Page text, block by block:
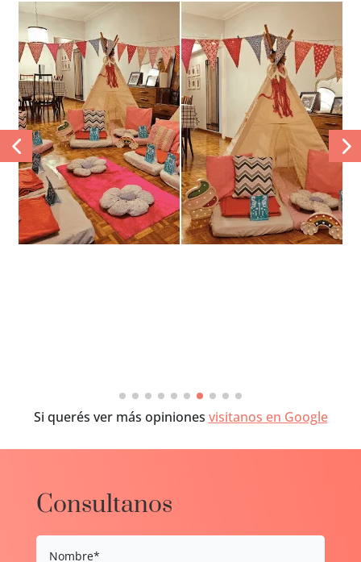
Si querés ver más opiniones visitanos en Google
Consultanos